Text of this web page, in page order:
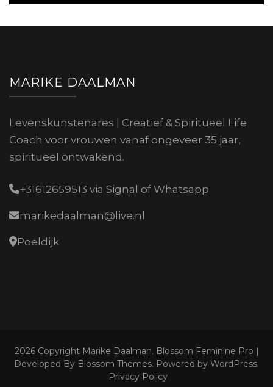
MARIKE DAALMAN
Levenskunstenares | Creatief & Spiritueel Life
Coach voor vrouwen vanaf ongeveer 35 jaar,
spiritueel ontwakend.
+31612659513 via Signal of Whatsapp
marikedaalman@live.nl
Poeldijk
2026 Copyright Marike Daalman. Blossom Feminine Pro |
Developed By Blossom Themes. Powered by WordPress.
Privacy Policy